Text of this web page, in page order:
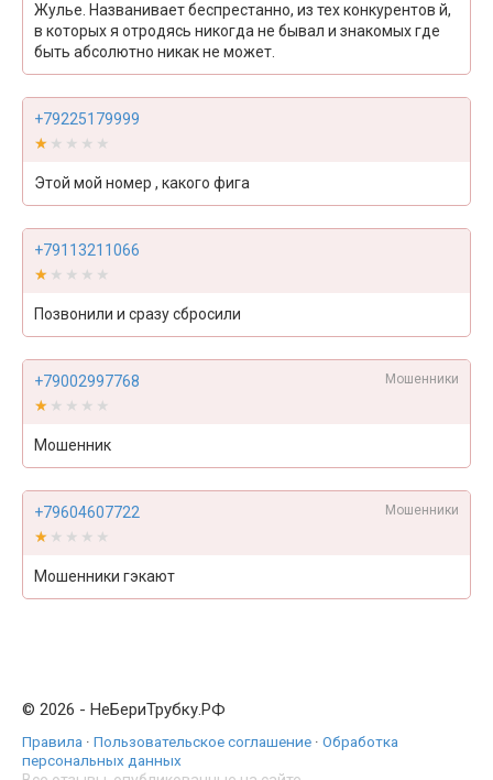
Жулье. Названивает беспрестанно, из тех конкурентов й,
в которых я отродясь никогда не бывал и знакомых где
быть абсолютно никак не может.
+79225179999
★★★★★
★★★★★
Этой мой номер , какого фига
+79113211066
★★★★★
★★★★★
Позвонили и сразу сбросили
+79002997768 Мошенники
★★★★★
★★★★★
Мошенник
+79604607722 Мошенники
★★★★★
★★★★★
Мошенники гэкают
© 2026 - НеБериТрубку.РФ
Правила · Пользовательское соглашение · Обработка
персональных данных